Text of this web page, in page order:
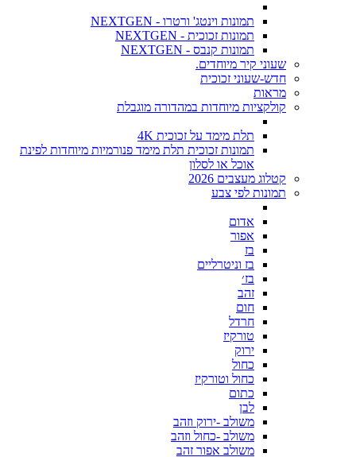
תמונות וינטג' ורטרו - NEXTGEN
תמונות זכוכית - NEXTGEN
תמונות קנבס - NEXTGEN
שעוני קיר מיוחדים.
חדש-שעוני זכוכית
מראות
קולקציות מיוחדות במהדורה מוגבלת
תלת מימד על זכוכית 4K
תמונות זכוכית תלת מימד פנורמיות מיוחדות לפינת
אוכל או לסלון
קטלוג מעצבים 2026
תמונות לפי צבע
אדום
אפור
בז
בז וניטרליים
בז׳
זהב
חום
חרדל
טורקיז
ירוק
כחול
כחול וטורקיז
כתום
לבן
משולב -ירוק וזהב
משולב -כחול וזהב
משולב אפור זהב